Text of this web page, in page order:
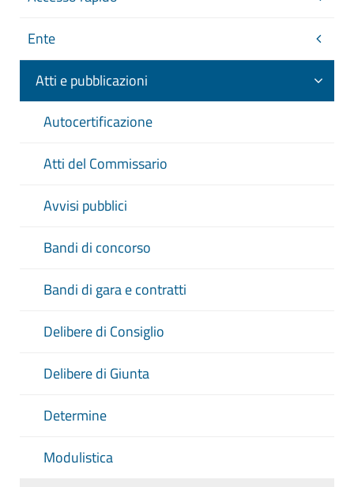
Ente
Atti e pubblicazioni
Autocertificazione
Atti del Commissario
Avvisi pubblici
Bandi di concorso
Bandi di gara e contratti
Delibere di Consiglio
Delibere di Giunta
Determine
Modulistica